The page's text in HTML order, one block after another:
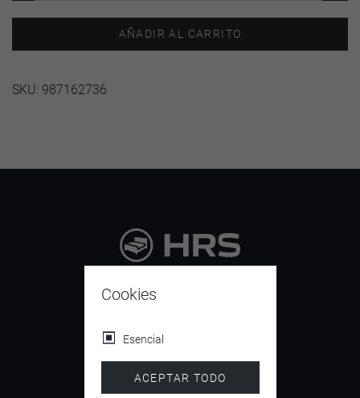
AÑADIR AL CARRITO
SKU: 987162736
4.5
Cookies
Esencial
ACEPTAR TODO